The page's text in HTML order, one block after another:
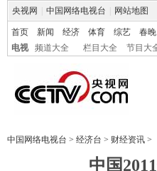
央视网 中国网络电视台 网站地图
首页 新闻 经济 体育 综艺 春晚
电视
频道大全 栏目大全 节目大
中国网络电视台 > 经济台 > 财经资讯 >
中国